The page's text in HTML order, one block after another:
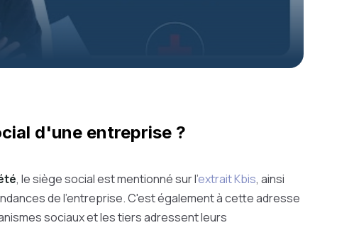
d'une entreprise ?
, le siège social est mentionné sur l'extrait Kbis, ainsi
de l'entreprise. C'est également à cette adresse
sociaux et les tiers adressent leurs